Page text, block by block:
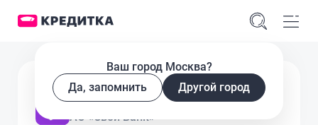
Ваш город Москва?
Да, запомнить
Другой город
Курсы валют в Свой Банк
АО «Свой Банк»
Лицензия № 3223